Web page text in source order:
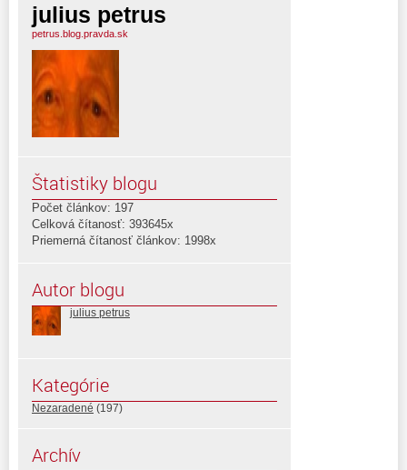
julius petrus
petrus.blog.pravda.sk
Štatistiky blogu
Počet článkov: 197
Celková čítanosť: 393645x
Priemerná čítanosť článkov: 1998x
Autor blogu
julius petrus
Kategórie
Nezaradené (197)
Archív